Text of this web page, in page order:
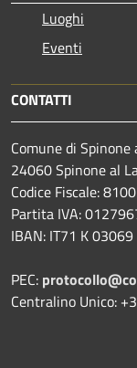
Luoghi
Eventi
CONTATTI
Comune di Spinone
24060 Spinone al
Codice Fiscale:
Partita IVA:
IBAN: IT71 K
PEC:
Centralino Unico: